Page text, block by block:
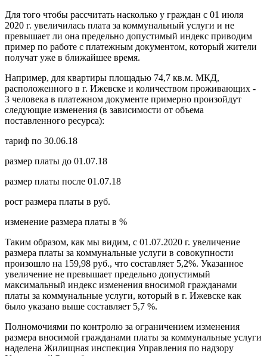
Для того чтобы рассчитать насколько у граждан с 01 июля
2020 г. увеличилась плата за коммунальный услуги и не
превышает ли она предельно допустимый индекс приводим
пример по работе с платежным документом, который жители
получат уже в ближайшее время.
Например, для квартиры площадью 74,7 кв.м. МКД,
расположенного в г. Ижевске и количеством проживающих -
3 человека в платежном документе примерно произойдут
следующие изменения (в зависимости от объема
поставленного ресурса):
тариф по 30.06.18
размер платы до 01.07.18
размер платы после 01.07.18
рост размера платы в руб.
изменение размера платы в %
Таким образом, как мы видим, с 01.07.2020 г. увеличение
размера платы за коммунальные услуги в совокупности
произошло на 159,98 руб., что составляет 5,2%. Указанное
увеличение не превышает предельно допустимый
максимальный индекс изменения вносимой гражданами
платы за коммунальные услуги, который в г. Ижевске как
было указано выше составляет 5,7 %.
Полномочиями по контролю за ограничением изменения
размера вносимой гражданами платы за коммунальные услуги
наделена Жилищная инспекция Управления по надзору